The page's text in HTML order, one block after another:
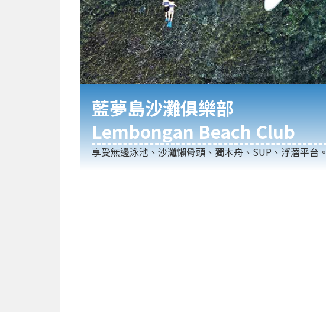
藍夢島沙灘俱樂部
Lembongan Beach Club
享受無邊泳池、沙灘懶骨頭、獨木舟、SUP、浮潛平台。